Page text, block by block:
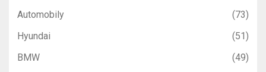
Automobily
(73)
Hyundai
(51)
BMW
(49)